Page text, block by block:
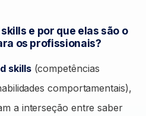
e por que elas são o
os profissionais?
skills(competências
comportamentais),
a interseção entre saber